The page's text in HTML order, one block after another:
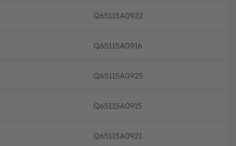
Q65115A0922
Q65115A0916
Q65115A0925
Q65115A0915
Q65115A0921